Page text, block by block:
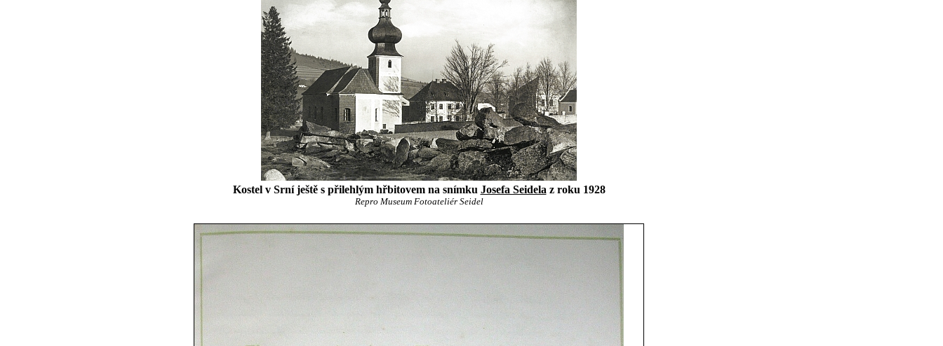
Kostel v Srní ještě s přilehlým hřbitovem na snímku Josefa Seidela z roku 1928
Repro Museum Fotoateliér Seidel